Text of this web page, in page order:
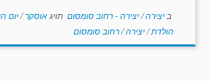
ב יצירה/יצירה - רחוב סומסום תויגאוסקר/יום
הולדת/יצירה/רחוב סומסום